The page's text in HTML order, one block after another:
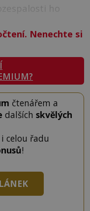
ho
Nenechte si
čtenářem a
dalších skvělých
celou řadu
!